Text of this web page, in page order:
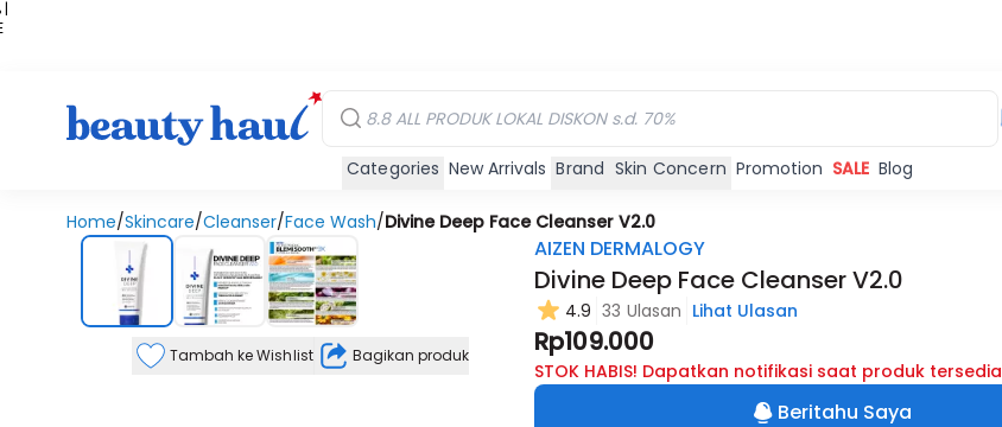
|
Categories New Arrivals Brand Skin Concern Promotion SALE Blog
Home/Skincare/Cleanser/Face Wash/Divine Deep Face Cleanser V2.0
Tambah ke Wishlist Bagikan produk
AIZEN DERMALOGY
Divine Deep Face Cleanser V2.0
4.9 33 Ulasan Lihat Ulasan
Rp109.000
STOK HABIS! Dapatkan notifikasi saat produk tersedia
Beritahu Saya